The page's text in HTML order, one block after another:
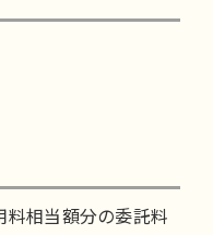
料相当額分の委託料